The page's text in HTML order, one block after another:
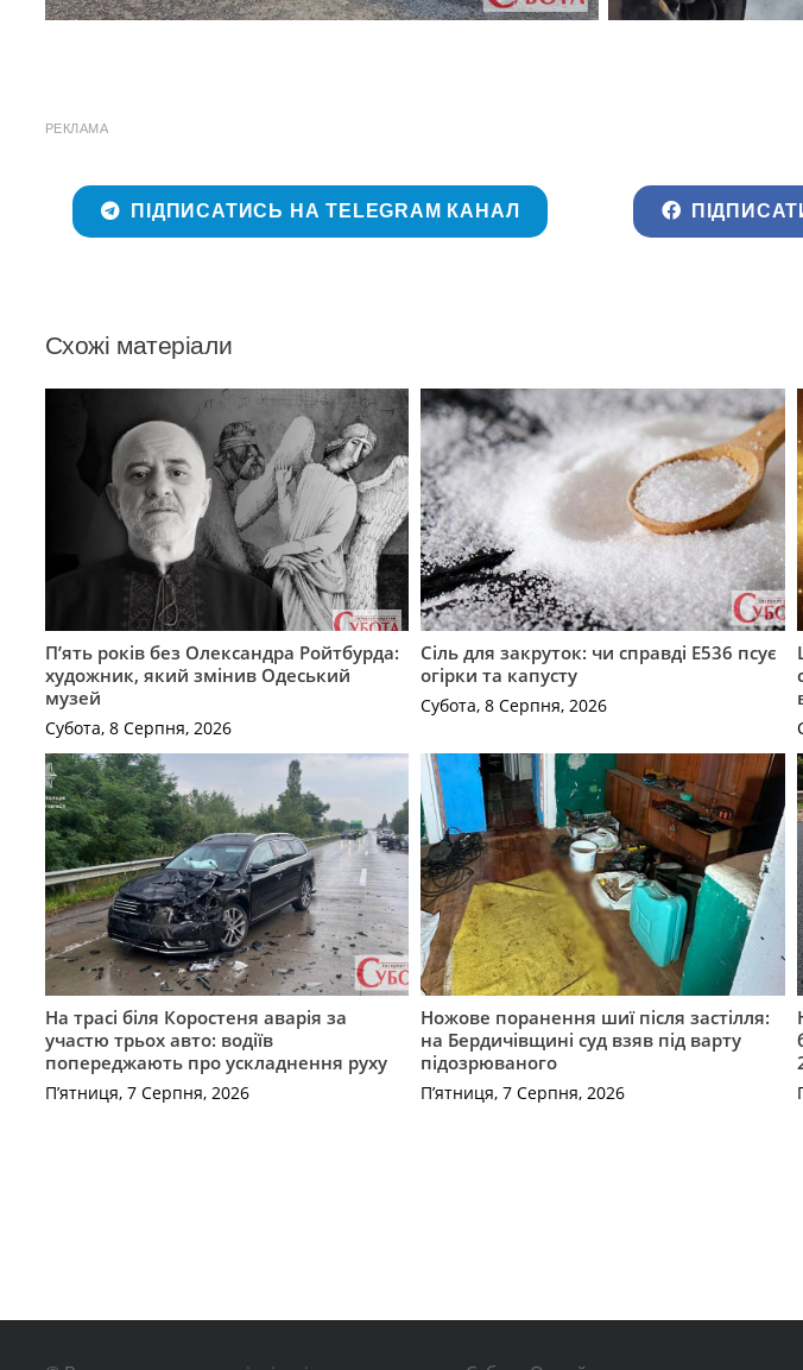
РЕКЛАМА
ПІДПИСАТИСЬ НА TELEGRAM КАНАЛ
Схожі матеріали
П’ять років без Олександра Ройтбурда:
художник, який змінив Одеський
музей
Субота, 8 Серпня, 2026
Сіль для закруток: чи справді Е536 псує
огірки та капусту
Субота, 8 Серпня, 2026
На трасі біля Коростеня аварія за
участю трьох авто: водіїв
попереджають про ускладнення руху
П’ятниця, 7 Серпня, 2026
Ножове поранення шиї після застілля:
на Бердичівщині суд взяв під варту
підозрюваного
П’ятниця, 7 Серпня, 2026